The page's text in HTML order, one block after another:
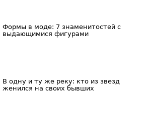
Формы в моде: 7 знаменитостей с
выдающимися фигурами
В одну и ту же реку: кто из звезд
женился на своих бывших